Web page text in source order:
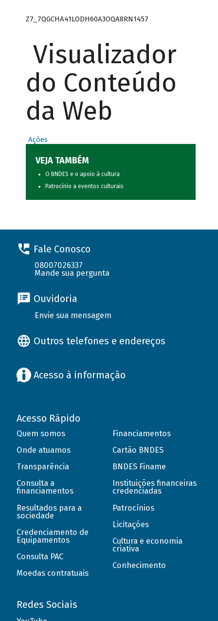
Z7_7QGCHA41LODH60A3OQA8RN1457
Visualizador
do Conteúdo
da Web
Ações
VEJA TAMBÉM
O BNDES e o apoio à cultura
Patrocínio a eventos culturais
Fale Conosco
08007026337
Mande sua pergunta
Ouvidoria
Envie sua mensagem
Outros telefones e endereços
Acesso à informação
Acesso Rápido
Quem somos
Onde atuamos
Transparência
Consulta a
financiamentos
Resultados para a
sociedade
Credenciamento de
Equipamentos
Consulta PAC
Moedas contratuais
Financiamentos
Cartão BNDES
BNDES Finame
Instituições financeiras
credenciadas
Patrocínios
Licitações
Cultura e economia
criativa
Conhecimento
Redes Sociais